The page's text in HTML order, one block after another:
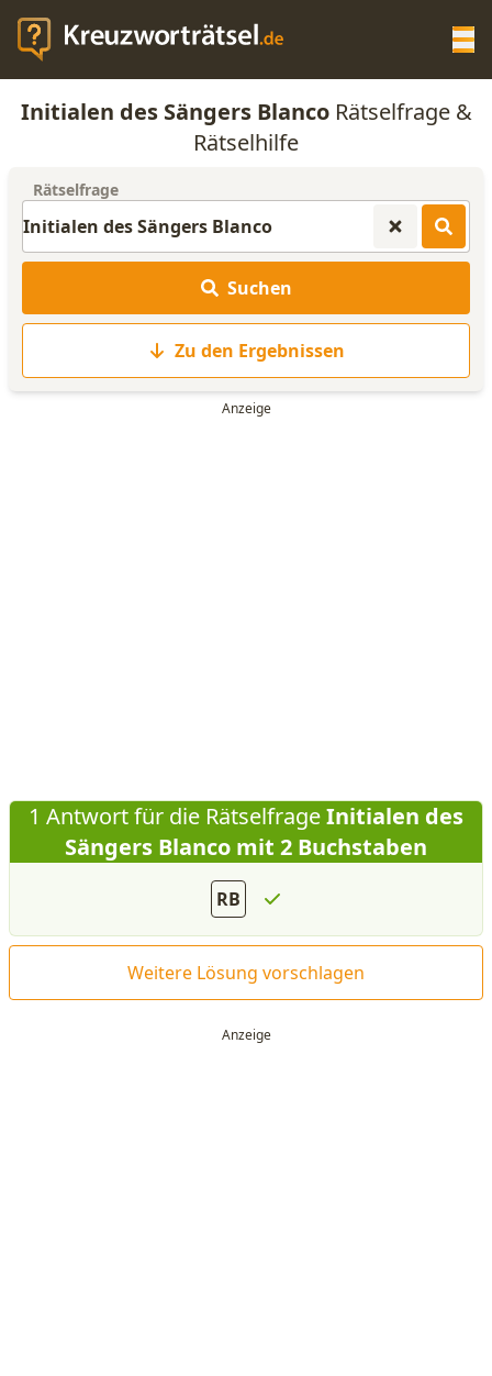
KREUZWORTRÄTSEL-HILFE
ANAGRAMM-GENERATOR
WORTLISTE
Initialen des Sängers BlancoRätselfrage &
Rätselhilfe
Rätselfrage
Suchen
Zu den Ergebnissen
1 Antwort für die RätselfrageInitialen des
Sängers Blanco mit 2 Buchstaben
RB
Weitere Lösung vorschlagen